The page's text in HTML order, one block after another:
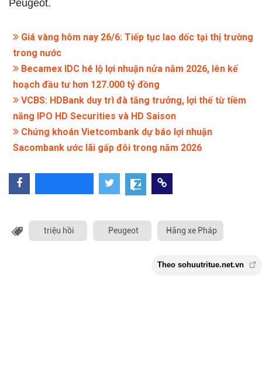
Peugeot.
Giá vàng hôm nay 26/6: Tiếp tục lao dốc tại thị trường
trong nước
Becamex IDC hé lộ lợi nhuận nửa năm 2026, lên kế
hoạch đầu tư hơn 127.000 tỷ đồng
VCBS: HDBank duy trì đà tăng trưởng, lợi thế từ tiềm
năng IPO HD Securities và HD Saison
Chứng khoán Vietcombank dự báo lợi nhuận
Sacombank ước lãi gấp đôi trong năm 2026
triệu hồi Peugeot Hãng xe Pháp